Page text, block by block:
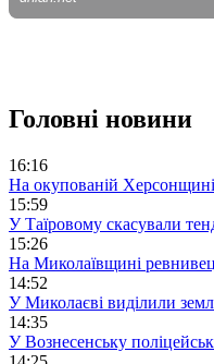
Головні новини
16:16
На окупованій
15:59
У Таїровому скасували
15:26
На Миколаївщині
14:52
У Миколаєві виділили
14:35
У Вознесенську